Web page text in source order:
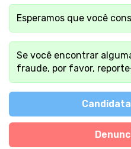
Esperamos que você
Se você encontrar
fraude, por favor,